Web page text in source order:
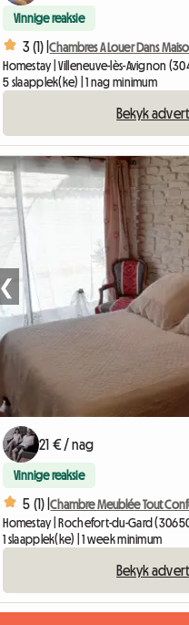
Vinnige reaksie
3 (1) |Chambres A Louer Dans
Homestay | Villeneuve-lès-Avignon
5 slaapplek(ke) | 1 nag minimum
Bekyk
❮
21 € / nag
Vinnige reaksie
5 (1) |Chambre Meublée Tout
Homestay | Rochefort-du-Gard
1 slaapplek(ke) | 1 week minimum
Bekyk